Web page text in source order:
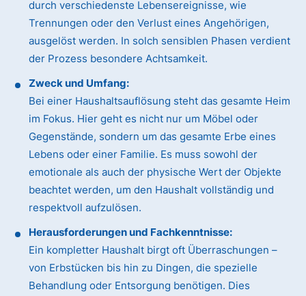
durch verschiedenste Lebensereignisse, wie
Trennungen oder den Verlust eines Angehörigen,
ausgelöst werden. In solch sensiblen Phasen verdient
der Prozess besondere Achtsamkeit.
Zweck und Umfang:
Bei einer Haushaltsauflösung steht das gesamte Heim
im Fokus. Hier geht es nicht nur um Möbel oder
Gegenstände, sondern um das gesamte Erbe eines
Lebens oder einer Familie. Es muss sowohl der
emotionale als auch der physische Wert der Objekte
beachtet werden, um den Haushalt vollständig und
respektvoll aufzulösen.
Herausforderungen und Fachkenntnisse:
Ein kompletter Haushalt birgt oft Überraschungen –
von Erbstücken bis hin zu Dingen, die spezielle
Behandlung oder Entsorgung benötigen. Dies